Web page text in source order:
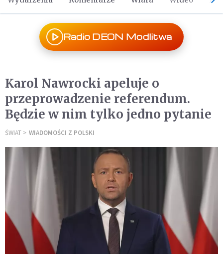
Radio DEON Modlitwa
Karol Nawrocki apeluje o
przeprowadzenie referendum.
Będzie w nim tylko jedno pytanie
ŚWIAT WIADOMOŚCI Z POLSKI